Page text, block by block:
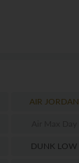
AIR JORDAN
DUNK LOW